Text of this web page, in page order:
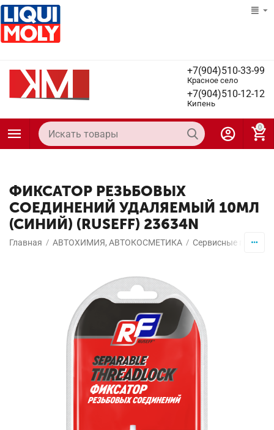
+7(904)510-33-99
Красное село
+7(904)510-12-12
Кипень
0
ФИКСАТОР РЕЗЬБОВЫХ
СОЕДИНЕНИЙ УДАЛЯЕМЫЙ 10МЛ
(СИНИЙ) (RUSEFF) 23634N
Главная / АВТОХИМИЯ, АВТОКОСМЕТИКА / Сервисные